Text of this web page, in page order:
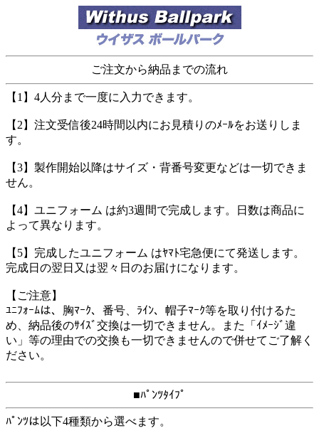
ご注文から納品までの流れ
【1】4人分まで一度に入力できます。
【2】注文受信後24時間以内にお見積りのﾒｰﾙをお送りしま
す。
【3】製作開始以降はサイズ・背番号変更などは一切できま
せん。
【4】ユニフォーム は約3週間で完成します。日数は商品に
よって異なります。
【5】完成したユニフォーム はﾔﾏﾄ宅急便にて発送します。
完成日の翌日又は翌々日のお届けになります。
【ご注意】
ﾕﾆﾌｫｰﾑは、胸ﾏｰｸ、番号、ﾗｲﾝ、帽子ﾏｰｸ等を取り付けるた
め、納品後のｻｲｽﾞ交換は一切できません。また「ｲﾒｰｼﾞ違
い」等の理由での交換も一切できませんので併せてご了解く
ださい。
■ﾊﾟﾝﾂﾀｲﾌﾟ
ﾊﾟﾝﾂは以下4種類から選べます。